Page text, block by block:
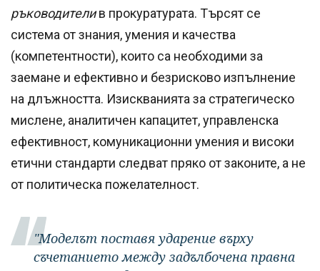
ръководителив прокуратурата. Търсят се
система от знания, умения и качества
(компетентности), които са необходими за
заемане и ефективно и безрисково изпълнение
на длъжността. Изискванията за стратегическо
мислене, аналитичен капацитет, управленска
ефективност, комуникационни умения и високи
етични стандарти следват пряко от законите, а не
от политическа пожелателност.
"Моделът поставя ударение върху
съчетанието между задълбочена правна